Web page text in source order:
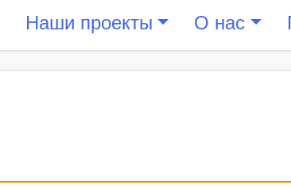
Наши проекты О нас